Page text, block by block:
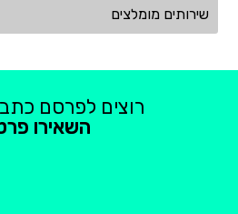
שירותים מומלצים
רוצים לפרסם
השאירו